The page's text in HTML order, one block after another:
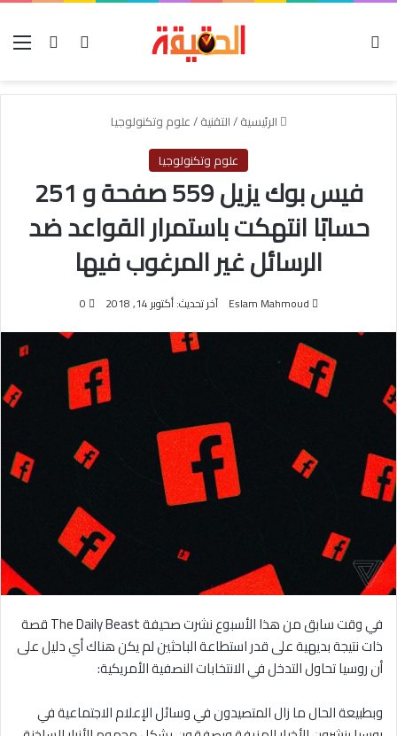
بحث عنتسجيل
الرئيسية/التقنية/علوم وتكنولوجيا
علوم وتكنولوجيا
فيس بوك يزيل 559 صفحة و 251
حسابًا انتهكت باستمرار القواعد ضد
الرسائل غير المرغوب فيها
Eslam Mahmoud آخر تحديث: أكتوبر 14, 2018 0
في وقت سابق من هذا الأسبوع نشرت صحيفة The Daily Beast قصة
ذات نتيجة بديهية على قدر استطاعة الباحثين لم يكن هناك أي دليل على
أن روسيا تحاول التدخل في الانتخابات النصفية الأمريكية:
وبطبيعة الحال ما زال المتصيدون في وسائل الإعلام الاجتماعية في